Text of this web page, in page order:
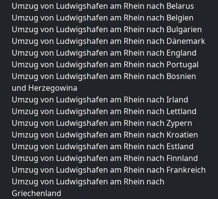
Umzug von Ludwigshafen am Rhein nach Belarus
Umzug von Ludwigshafen am Rhein nach Belgien
Umzug von Ludwigshafen am Rhein nach Bulgarien
Umzug von Ludwigshafen am Rhein nach Dänemark
Umzug von Ludwigshafen am Rhein nach England
Umzug von Ludwigshafen am Rhein nach Portugal
Umzug von Ludwigshafen am Rhein nach Bosnien
und Herzegowina
Umzug von Ludwigshafen am Rhein nach Irland
Umzug von Ludwigshafen am Rhein nach Lettland
Umzug von Ludwigshafen am Rhein nach Zypern
Umzug von Ludwigshafen am Rhein nach Kroatien
Umzug von Ludwigshafen am Rhein nach Estland
Umzug von Ludwigshafen am Rhein nach Finnland
Umzug von Ludwigshafen am Rhein nach Frankreich
Umzug von Ludwigshafen am Rhein nach
Griechenland